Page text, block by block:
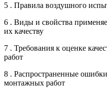
5 . Правила воздушного
6 . Виды и свойства
их качеству
7 . Требования к оценке
работ
8 . Распространенные
монтажных работ